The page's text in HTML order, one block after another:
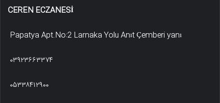
CEREN ECZANESİ
Papatya Apt.No:2 Larnaka Yolu Anıt Çemberi yanı
۰۳۹۲۳۶۶۳۳۷۴
۰۵۳۳۸۴۱۲۹۰۰